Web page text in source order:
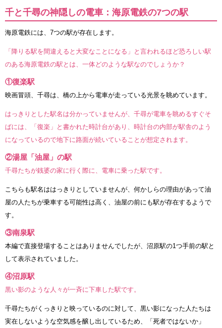
千と千尋の神隠しの電車：海原電鉄の7つの駅
海原電鉄には、7つの駅が存在します。
「降りる駅を間違えると大変なことになる」と言われるほど恐ろしい駅
のある海原電鉄の駅とは、一体どのような駅なのでしょうか？
①復楽駅
映画冒頭、千尋は、橋の上から電車が走っている光景を眺めています。
はっきりとした駅名は分かっていませんが、千尋が電車を眺めるすぐそ
ばには、「復楽」と書かれた時計台があり、時計台の内部が駅舎のよう
になっているので地下に路面が続いていることが想定されます。
②湯屋「油屋」の駅
千尋たちが銭婆の家に行く際に、電車に乗った駅です。
こちらも駅名ははっきりとしていませんが、何かしらの理由があって油
屋の人たちが乗車する可能性は高く、油屋の前にも駅が存在するようで
す。
③南泉駅
本編で直接登場することはありませんでしたが、沼原駅の1つ手前の駅と
して表示されていました。
④沼原駅
黒い影のような人々が一斉に下車した駅です。
千尋たちがくっきりと映っているのに対して、黒い影になった人たちは
実在しないような空気感を醸し出しているため、「死者ではないか」